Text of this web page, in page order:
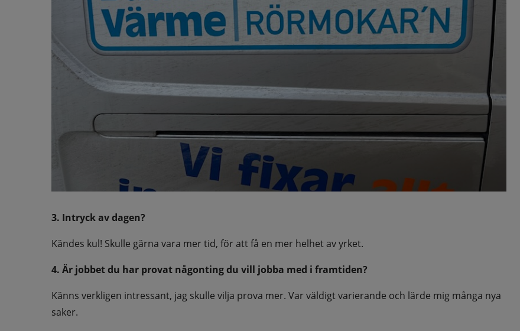
3. Intryck av dagen?
Kändes kul! Skulle gärna vara mer tid, för att få en mer helhet av yrket.
4. Är jobbet du har provat någonting du vill jobba med i framtiden?
Känns verkligen intressant, jag skulle vilja prova mer. Var väldigt varierande och lärde mig många nya
saker.